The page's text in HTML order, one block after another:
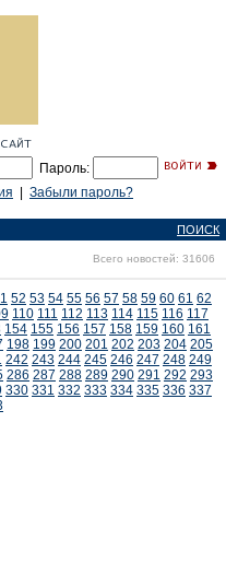
Пароль:
Забыли пароль?
ПОИСК
Всего новостей: 31606
52 53 54 55 56 57 58 59 60 61 62
110 111 112 113 114 115 116 117
154 155 156 157 158 159 160 161
198 199 200 201 202 203 204 205
242 243 244 245 246 247 248 249
286 287 288 289 290 291 292 293
330 331 332 333 334 335 336 337